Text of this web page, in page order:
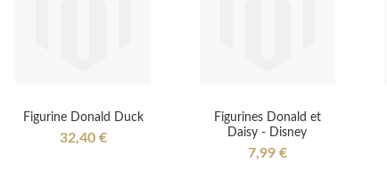
Figurine Donald Duck
32,40 €
Figurines Donald et
Daisy - Disney
7,99 €